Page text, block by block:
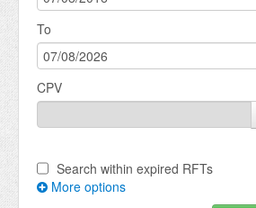
To
CPV
Search within expired RFTs
More options